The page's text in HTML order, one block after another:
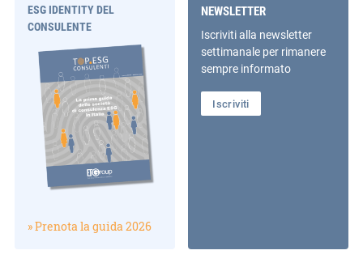
ESG IDENTITY DEL
CONSULENTE
» Prenota la guida 2026
NEWSLETTER
Iscriviti alla newsletter
settimanale per rimanere
sempre informato
Iscriviti